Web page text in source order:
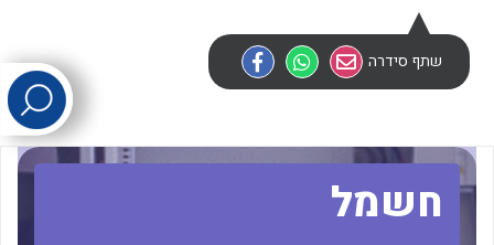
לכל מוצרי היצרן לכל מוצרי היצרן
שתף סידרה
חשמל